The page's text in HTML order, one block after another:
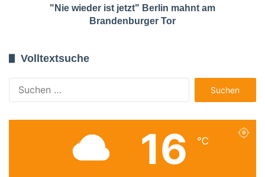
"Nie wieder ist jetzt" Berlin mahnt am
Brandenburger Tor
Volltextsuche
nach:
16 ℃